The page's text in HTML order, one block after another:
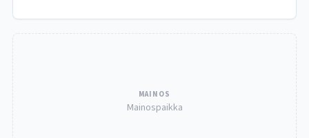
MAINOS
Mainospaikka